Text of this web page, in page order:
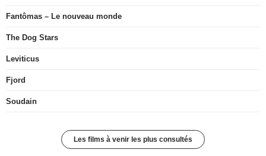
Fantômas – Le nouveau monde
The Dog Stars
Leviticus
Fjord
Soudain
Les films à venir les plus consultés